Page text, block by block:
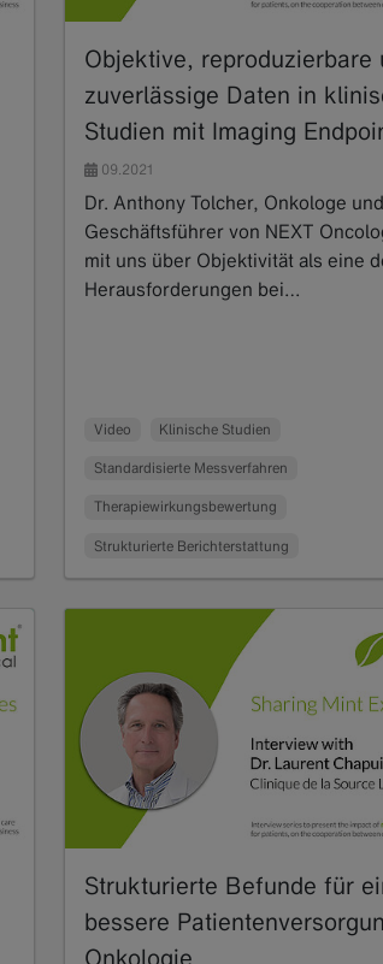
Objektive, reproduzierbare
zuverlässige Daten in
Studien mit Imaging
09.2021
Dr. Anthony Tolcher, Onkologe und
Geschäftsführer von NEXT
mit uns über Objektivität als eine
Herausforderungen bei…
Video Klinische Studien
Standardisierte Messverfahren
Therapiewirkungsbewertung
Strukturierte Berichterstattung
Strukturierte Befunde für
bessere
Onkologie